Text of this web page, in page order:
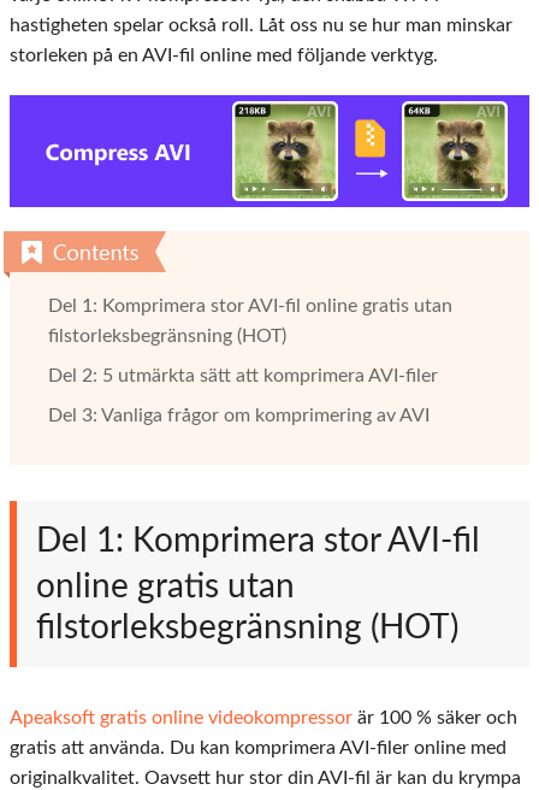
hastigheten spelar också roll. Låt oss nu se hur man minskar
storleken på en AVI-fil online med följande verktyg.
Del 1: Komprimera stor AVI-fil online gratis utan
filstorleksbegränsning (HOT)
Del 2: 5 utmärkta sätt att komprimera AVI-filer
Del 3: Vanliga frågor om komprimering av AVI
Del 1: Komprimera stor AVI-fil
online gratis utan
filstorleksbegränsning (HOT)
Apeaksoft gratis online videokompressor är 100 % säker och
gratis att använda. Du kan komprimera AVI-filer online med
originalkvalitet. Oavsett hur stor din AVI-fil är kan du krympa